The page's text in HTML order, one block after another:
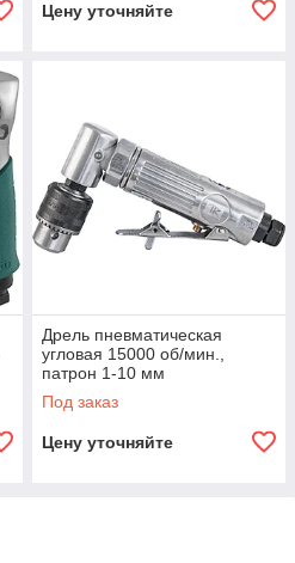
Цену уточняйте
Дрель пневматическая
угловая 15000 об/мин.,
патрон 1-10 мм
Под заказ
Цену уточняйте